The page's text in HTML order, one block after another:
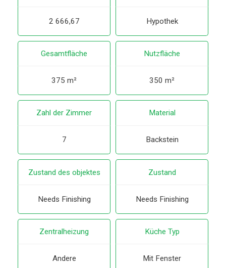
2 666,67 Hypothek
Gesamtfläche
375 m²
Nutzfläche
350 m²
Zahl der Zimmer
7
Material
Backstein
Zustand des objektes
Needs Finishing
Zustand
Needs Finishing
Zentralheizung
Andere
Küche Typ
Mit Fenster